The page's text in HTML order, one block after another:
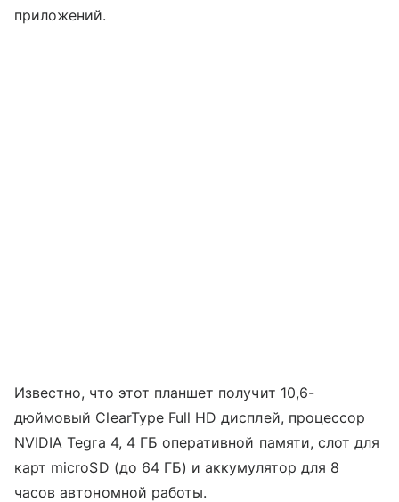
приложений.
Известно, что этот планшет получит 10,6-
дюймовый ClearType Full HD дисплей, процессор
NVIDIA Tegra 4, 4 ГБ оперативной памяти, слот для
карт microSD (до 64 ГБ) и аккумулятор для 8
часов автономной работы.